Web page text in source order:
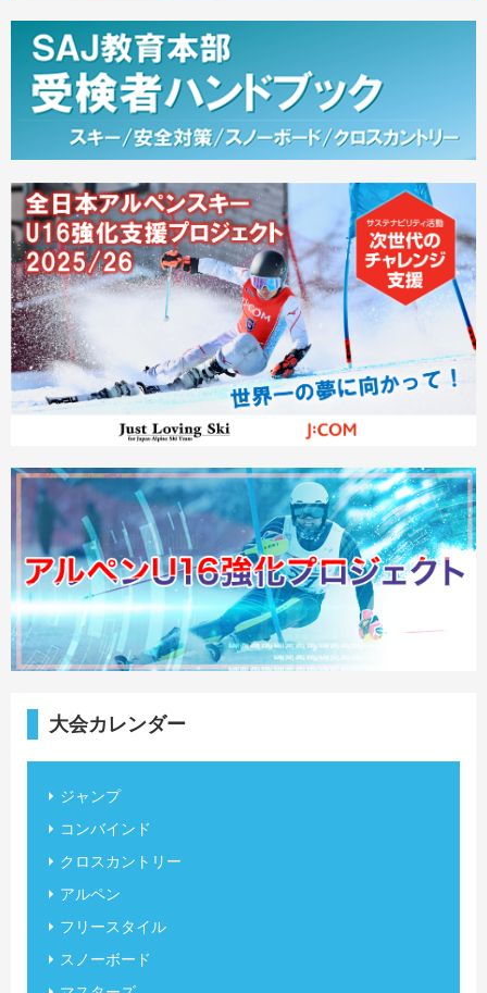
大会カレンダー
ジャンプ
コンバインド
クロスカントリー
アルペン
フリースタイル
スノーボード